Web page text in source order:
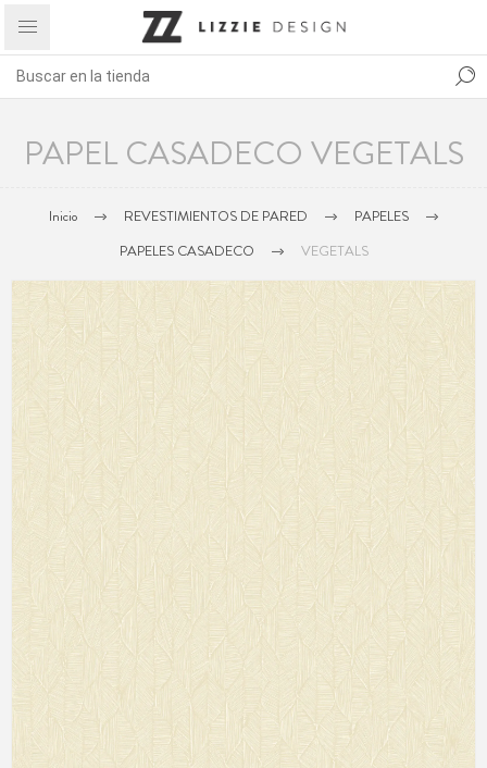
PAPEL CASADECO VEGETALS
Inicio REVESTIMIENTOS DE PARED
PAPELES
PAPELES CASADECO
VEGETALS